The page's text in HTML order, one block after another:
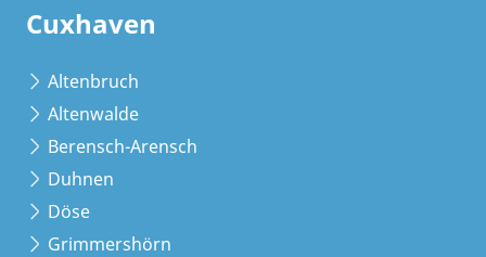
Cuxhaven
Altenbruch
Altenwalde
Berensch-Arensch
Duhnen
Döse
Grimmershörn